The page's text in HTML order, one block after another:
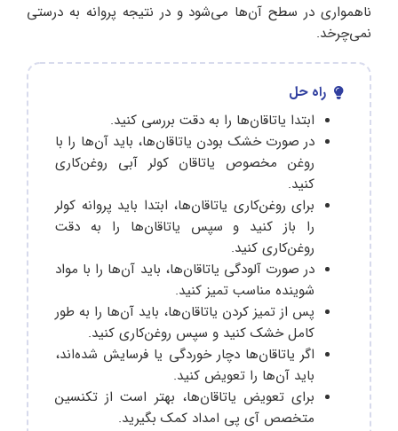
ناهمواری در سطح آن‌ها می‌شود و در نتیجه پروانه به درستی
نمی‌چرخد.
راه حل
ابتدا یاتاقان‌ها را به دقت بررسی کنید.
در صورت خشک بودن یاتاقان‌ها، باید آن‌ها را با
روغن مخصوص یاتاقان کولر آبی روغن‌کاری
کنید.
برای روغن‌کاری یاتاقان‌ها، ابتدا باید پروانه کولر
را باز کنید و سپس یاتاقان‌ها را به دقت
روغن‌کاری کنید.
در صورت آلودگی یاتاقان‌ها، باید آن‌ها را با مواد
شوینده مناسب تمیز کنید.
پس از تمیز کردن یاتاقان‌ها، باید آن‌ها را به طور
کامل خشک کنید و سپس روغن‌کاری کنید.
اگر یاتاقان‌ها دچار خوردگی یا فرسایش شده‌اند،
باید آن‌ها را تعویض کنید.
برای تعویض یاتاقان‌ها، بهتر است از تکنسین
متخصص آی پی امداد کمک بگیرید.